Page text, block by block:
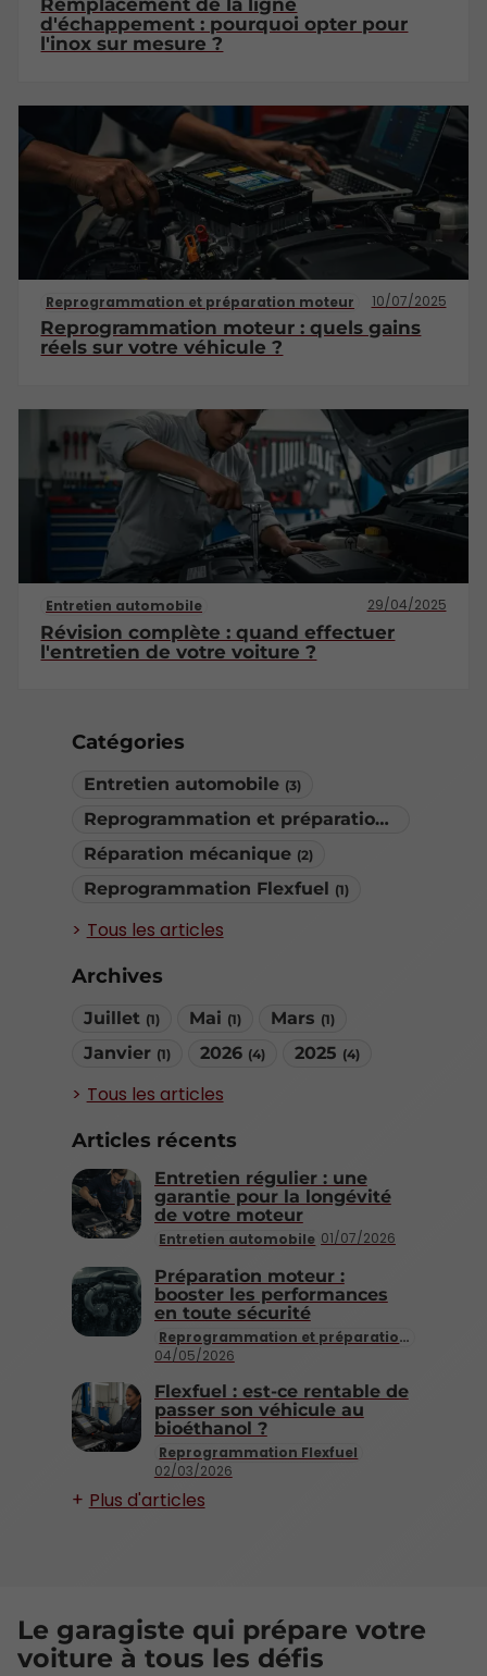
Catégories
Entretien automobile (3)
Reprogrammation et préparation moteur
Réparation mécanique (2)
Reprogrammation Flexfuel (1)
Tous les articles
Archives
Juillet (1) Mai (1) Mars (1)
Janvier (1) 2026 (4) 2025 (4)
Tous les articles
Articles récents
Entretien automobile 01/07/2026
Entretien régulier : une
garantie pour la longévité
de votre moteur
Reprogrammation et préparation moteur
04/05/2026
Préparation moteur :
booster les performances
en toute sécurité
Reprogrammation Flexfuel
02/03/2026
Flexfuel : est-ce rentable de
passer son véhicule au
bioéthanol ?
Plus d'articles
Remplacement de la ligne
d'échappement : pourquoi opter pour
l'inox sur mesure ?
Reprogrammation et préparation moteur 10/07/2025
Reprogrammation moteur : quels gains
réels sur votre véhicule ?
Entretien automobile 29/04/2025
Révision complète : quand effectuer
l'entretien de votre voiture ?
Le garagiste qui prépare votre
voiture à tous les défis